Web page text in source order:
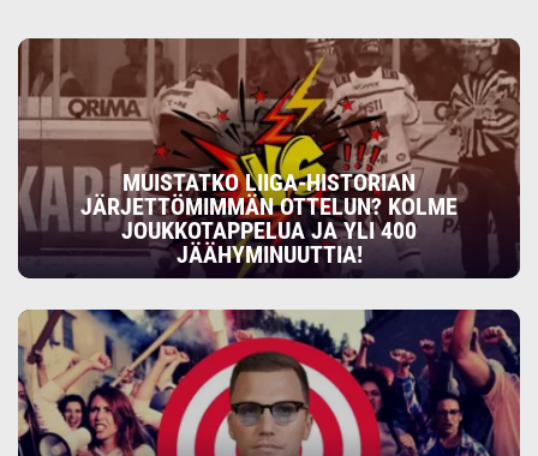
MUISTATKO LIIGA-HISTORIAN
JÄRJETTÖMIMMÄN OTTELUN? KOLME
JOUKKOTAPPELUA JA YLI 400
JÄÄHYMINUUTTIA!